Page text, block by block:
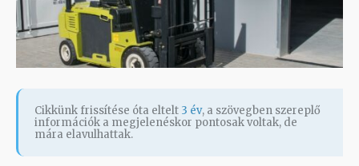
Cikkünk frissítése óta eltelt 3 év, a szövegben szereplő
információk a megjelenéskor pontosak voltak, de
mára elavulhattak.